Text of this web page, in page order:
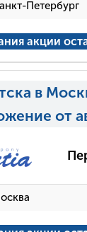
Петербург
акции
в
от